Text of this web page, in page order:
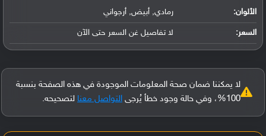
الألوان: رمادي, أبيض, أرجواني
السعر: لا تفاصيل غن السعر حتى الآن
لا يمكننا ضمان صحة المعلومات الموجودة في هذه الصفحة بنسبة
100%، وفي حالة وجود خطأ يُرجى
التواصل معنا لتصحيحه.